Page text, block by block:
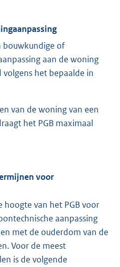
bouwkundige of
aan de woning
het bepaalde in
van de woning van een
het PGB maximaal
voor
hoogte van het PGB voor
aanpassing
met de ouderdom van de
Voor de meest
is de volgende